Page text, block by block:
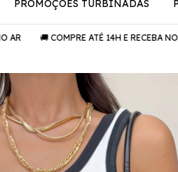
PROMOÇÕES TURBINADAS
🚚 COMPRE ATÉ 14H E RECEBA NO